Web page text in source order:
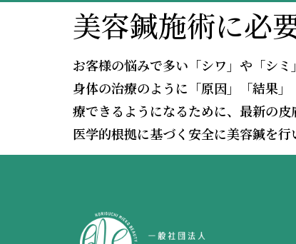
美容鍼施術に必
お客様の悩みで多い「シワ」や「シミ
身体の治療のように「原因」「結果
療できるようになるために、最新の
医学的根拠に基づく安全に美容鍼を